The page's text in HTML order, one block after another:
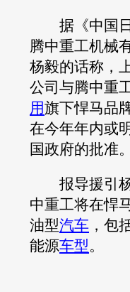
据《中国日
腾中重工机械
杨毅的话称，
公司与腾中重
用旗下悍马品
在今年年内或
国政府的批准
报导援引杨
中重工将在悍
油型汽车 ，包
能源车型。